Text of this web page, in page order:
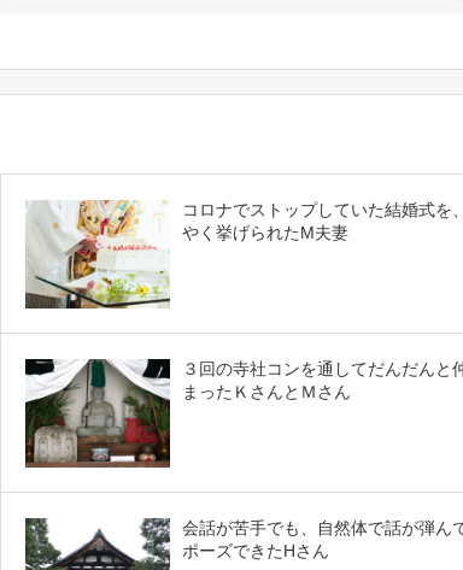
コロナでストップしていた結婚式を
やく挙げられたM夫妻
３回の寺社コンを通してだんだんと
まったＫさんとＭさん
会話が苦手でも、自然体で話が弾ん
ポーズできたHさん